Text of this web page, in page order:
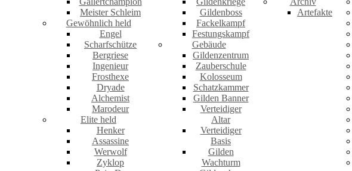
Meister Schleim
Gewöhnlich held
Engel
Scharfschütze
Bergriese
Ingenieur
Frosthexe
Dryade
Alchemist
Marodeur
Elite held
Henker
Assassine
Werwolf
Zyklop
Gildenboss
Fackelkampf
Festungskampf
Gebäude
Gildenzentrum
Zauberschule
Kolosseum
Schatzkammer
Gilden Banner
Verteidiger
Altar
Verteidiger
Basis
Gilden
Wachturm
Artefakte